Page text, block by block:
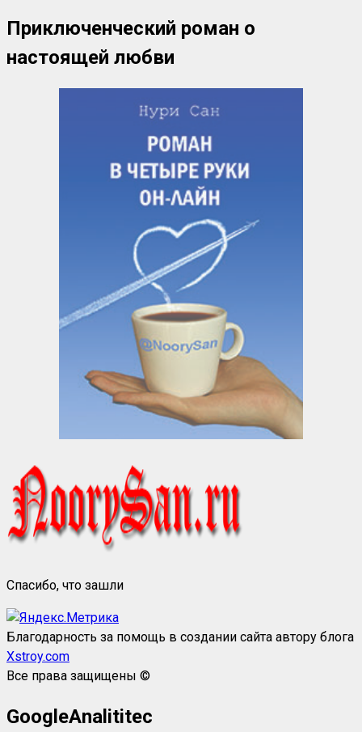
Приключенческий роман о
настоящей любви
Спасибо, что зашли
Благодарность за помощь в создании сайта автору блога
Xstroy.com
Все права защищены ©
GoogleAnalititec